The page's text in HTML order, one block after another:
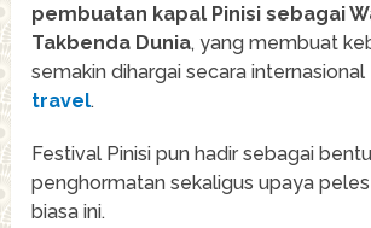
pembuatan kapal Pinisi sebagai
Takbenda Dunia, yang membuat
semakin dihargai secara internasional
travel.
Festival Pinisi pun hadir sebagai
penghormatan sekaligus upaya
biasa ini.